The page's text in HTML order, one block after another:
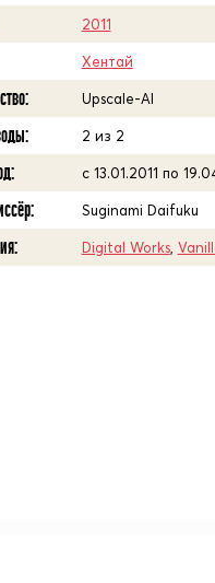
2011
Хентай
Upscale-AI
2 из 2
с 13.01.2011 по
Suginami Daifuku
Digital Works,